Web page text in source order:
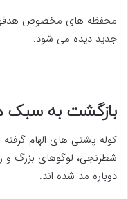
محفظه های مخصوص
جدید دیده می شود.
بازگشت به سبک
شطرنجی، لوگوهای بزرگ و
دوباره مد شده اند.